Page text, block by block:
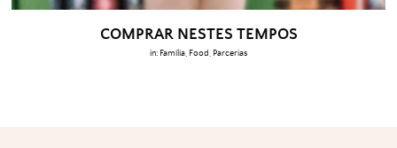
COMPRAR NESTES TEMPOS
in: Família, Food, Parcerias